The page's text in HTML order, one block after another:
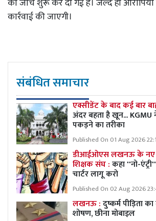
कार्रवाई की जाएगी।
संबंधित समाचार
एक्सीडेंट के बाद कई बार
अंदर बहता है खून...
पकड़ने का तरीका
Published On 01 Aug 2026
डीआईओएस लखनऊ के नए
शिक्षक संघ :कहा ''नो-
चार्टर लागू करो
Published On 02 Aug 2026
लखनऊ :दुष्कर्म पीड़िता
शोषण, छीना मोबाइल